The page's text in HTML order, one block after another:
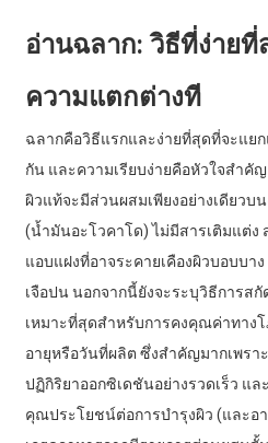
อ่านฉลาก: วิธีที่ง่าย
ความแตกต่างที
ฉลากคือวิธีแรกและง่ายที่สุดที่จะแย
กัน และความเรียบง่ายคือหัวใจสำคั
ผิวแท้จะมีส่วนผสมเพียงอย่างเดียวบ
(น้ำมันอะโวคาโด) ไม่มีสารเติมแต่
แอบแฝงที่อาจระคายเคืองผิวบอบบา
เจือปน นอกจากนี้ยังจะระบุวิธีการส
เหมาะที่สุดสำหรับการคงคุณค่าทาง
อายุหรือวันที่ผลิต ซึ่งสำคัญมากเพรา
ปฏิกิริยาออกซิเดชันอย่างรวดเร็ว แ
คุณประโยชน์ต่อการบำรุงผิว (และอ